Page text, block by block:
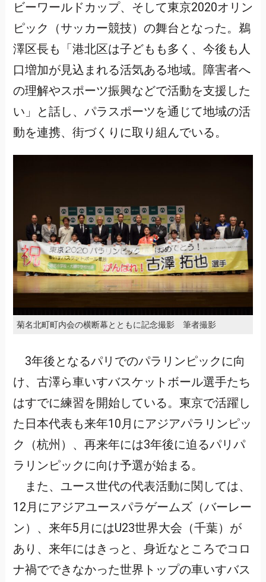
ビーワールドカップ、そして東京2020オリン
ピック（サッカー競技）の舞台となった。鵜
澤区長も「港北区は子どもも多く、今後も人
口増加が見込まれる活気ある地域。障害者へ
の理解やスポーツ振興などで活動を支援した
い」と話し、パラスポーツを通じて地域の活
動を連携、街づくりに取り組んでいる。
菊名北町町内会の横断幕とともに記念撮影 筆者撮影
3年後となるパリでのパラリンピックに向
け、古澤ら車いすバスケットボール選手たち
はすでに練習を開始している。東京で活躍し
た日本代表も来年10月にアジアパラリンピッ
ク（杭州）、再来年には3年後に迫るパリパ
ラリンピックに向け予選が始まる。
また、ユース世代の代表活動に関しては、
12月にアジアユースパラゲームズ（バーレー
ン）、来年5月にはU23世界大会（千葉）が
あり、来年にはきっと、身近なところでコロ
ナ禍でできなかった世界トップの車いすバス